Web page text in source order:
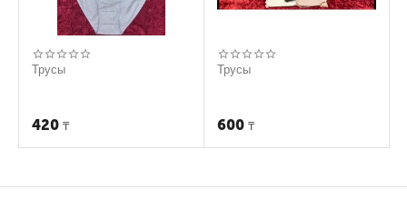
Трусы
420 ₸
Трусы
600 ₸